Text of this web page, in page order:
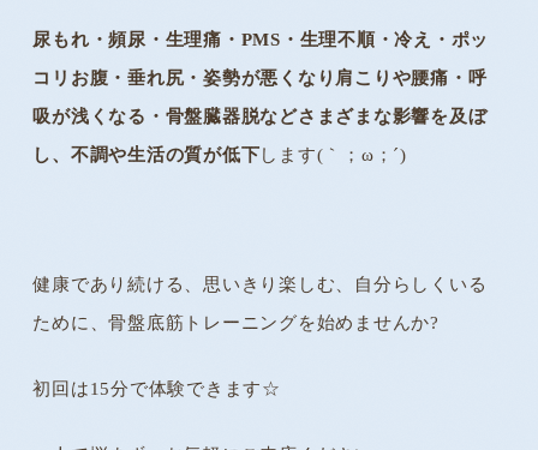
尿もれ・頻尿・生理痛・PMS・生理不順・冷え・ポッ
コリお腹・垂れ尻・姿勢が悪くなり肩こりや腰痛・呼
吸が浅くなる・骨盤臓器脱などさまざまな影響を及ぼ
し、不調や生活の質が低下します(｀；ω；´)
健康であり続ける、思いきり楽しむ、自分らしくいる
ために、骨盤底筋トレーニングを始めませんか?
初回は15分で体験できます☆